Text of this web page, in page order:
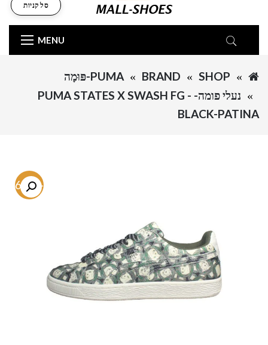
MENU
סל קניות
SHOP
BRAND
PUMA-פּוּמָה
נעלי פומה- PUMA STATES X SWASH FG -
BLACK-PATINA
-46.8%